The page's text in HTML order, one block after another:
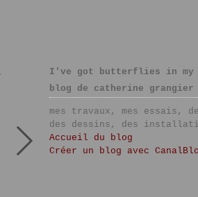
I've got butterflies in my
blog de catherine grangier
mes travaux, mes essais,
des dessins, des
Accueil du blog
Créer un blog avec